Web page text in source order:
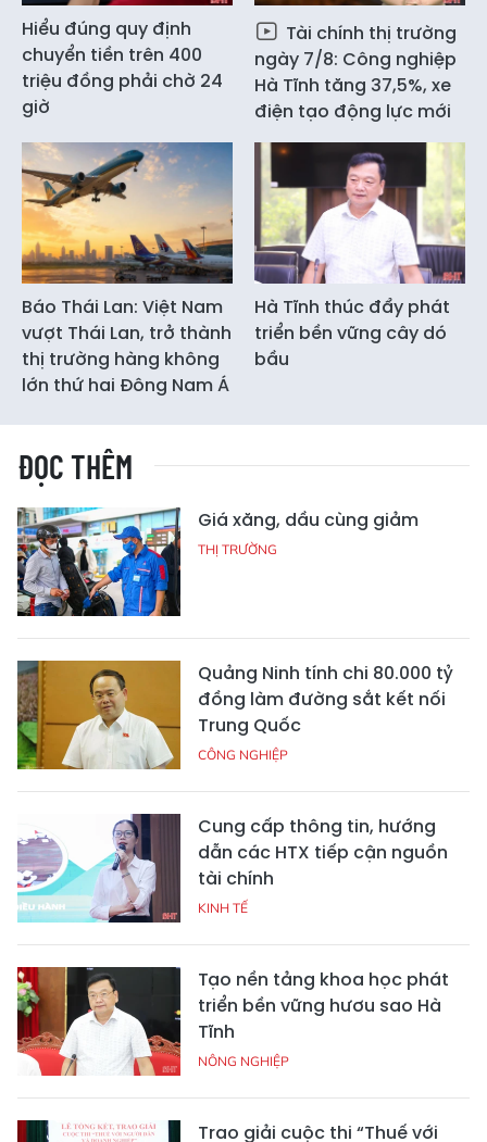
Hiểu đúng quy định
chuyển tiền trên 400
triệu đồng phải chờ 24
giờ
Tài chính thị trường
ngày 7/8: Công nghiệp
Hà Tĩnh tăng 37,5%, xe
điện tạo động lực mới
Báo Thái Lan: Việt Nam
vượt Thái Lan, trở thành
thị trường hàng không
lớn thứ hai Đông Nam Á
Hà Tĩnh thúc đẩy phát
triển bền vững cây dó
bầu
ĐỌC THÊM
Giá xăng, dầu cùng giảm
THỊ TRƯỜNG
Quảng Ninh tính chi 80.000 tỷ
đồng làm đường sắt kết nối
Trung Quốc
CÔNG NGHIỆP
Cung cấp thông tin, hướng
dẫn các HTX tiếp cận nguồn
tài chính
KINH TẾ
Tạo nền tảng khoa học phát
triển bền vững hươu sao Hà
Tĩnh
NÔNG NGHIỆP
Trao giải cuộc thi “Thuế với